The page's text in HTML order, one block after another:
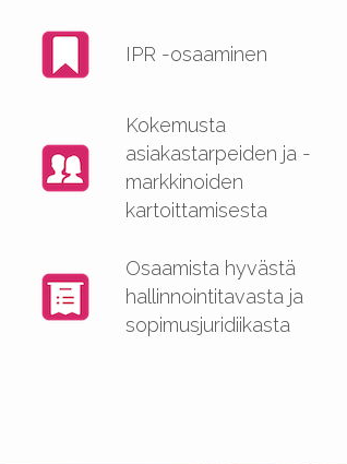
IPR -osaaminen
Kokemusta
asiakastarpeiden ja -
markkinoiden
kartoittamisesta
Osaamista hyvästä
hallinnointitavasta ja
sopimusjuridiikasta